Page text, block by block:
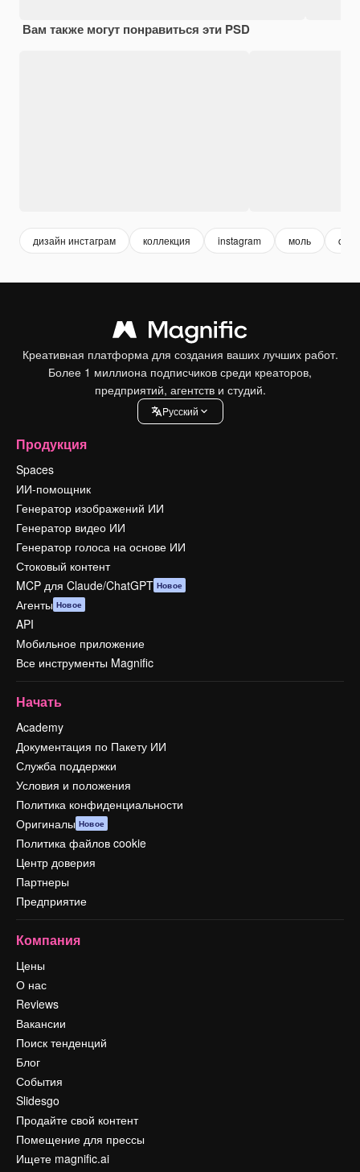
Вам также могут понравиться эти PSD
дизайн инстаграм коллекция instagram моль
Креативная платформа для создания ваших лучших работ.
Более 1 миллиона подписчиков среди креаторов,
предприятий, агентств и студий.
Pусский
Продукция
Spaces
ИИ-помощник
Генератор изображений ИИ
Генератор видео ИИ
Генератор голоса на основе ИИ
Стоковый контент
MCP для Claude/ChatGPT Новое
Агенты Новое
API
Мобильное приложение
Все инструменты Magnific
Начать
Academy
Документация по Пакету ИИ
Служба поддержки
Условия и положения
Политика конфиденциальности
Оригиналы Новое
Политика файлов cookie
Центр доверия
Партнеры
Предприятие
Компания
Цены
О нас
Reviews
Вакансии
Поиск тенденций
Блог
События
Slidesgo
Продайте свой контент
Помещение для прессы
Ищете magnific.ai